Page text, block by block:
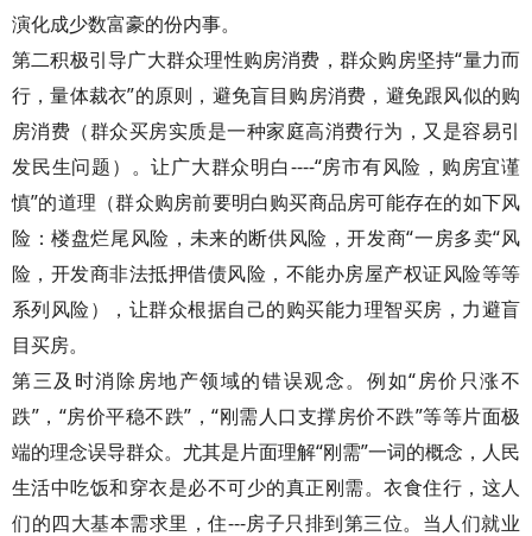
演化成少数富豪的份内事。
第二积极引导广大群众理性购房消费，群众购房坚持“量力而
行，量体裁衣”的原则，避免盲目购房消费，避免跟风似的购
房消费（群众买房实质是一种家庭高消费行为，又是容易引
发民生问题）。让广大群众明白----“房市有风险，购房宜谨
慎”的道理（群众购房前要明白购买商品房可能存在的如下风
险：楼盘烂尾风险，未来的断供风险，开发商“一房多卖“风
险，开发商非法抵押借债风险，不能办房屋产权证风险等等
系列风险），让群众根据自己的购买能力理智买房，力避盲
目买房。
第三及时消除房地产领域的错误观念。例如“房价只涨不
跌”，“房价平稳不跌”，“刚需人口支撑房价不跌”等等片面极
端的理念误导群众。尤其是片面理解“刚需”一词的概念，人民
生活中吃饭和穿衣是必不可少的真正刚需。衣食住行，这人
们的四大基本需求里，住---房子只排到第三位。当人们就业